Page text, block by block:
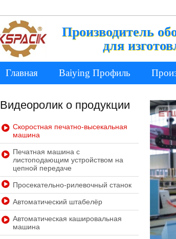
Производитель
для
Главная Baiying Профиль
Видеоролик о продукции
Скоростная печатно-высекальная
машина
Печатная машина с
листоподающим устройством на
цепной передаче
Просекательно-рилевочный станок
Автоматический штабелёр
Автоматическая кашировальная
машина